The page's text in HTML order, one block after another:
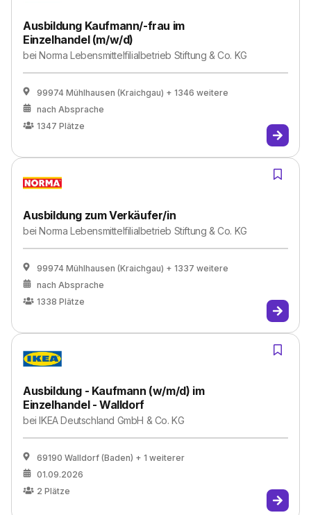
Ausbildung Kaufmann/-frau im
Einzelhandel (m/w/d)
beiNorma Lebensmittelfilialbetrieb Stiftung & Co. KG
99974 Mühlhausen (Kraichgau) + 1346 weitere
nach Absprache
1347 Plätze
Ausbildung zum Verkäufer/in
beiNorma Lebensmittelfilialbetrieb Stiftung & Co. KG
99974 Mühlhausen (Kraichgau) + 1337 weitere
nach Absprache
1338 Plätze
Ausbildung - Kaufmann (w/m/d) im
Einzelhandel - Walldorf
beiIKEA Deutschland GmbH & Co. KG
69190 Walldorf (Baden) + 1 weiterer
01.09.2026
2 Plätze